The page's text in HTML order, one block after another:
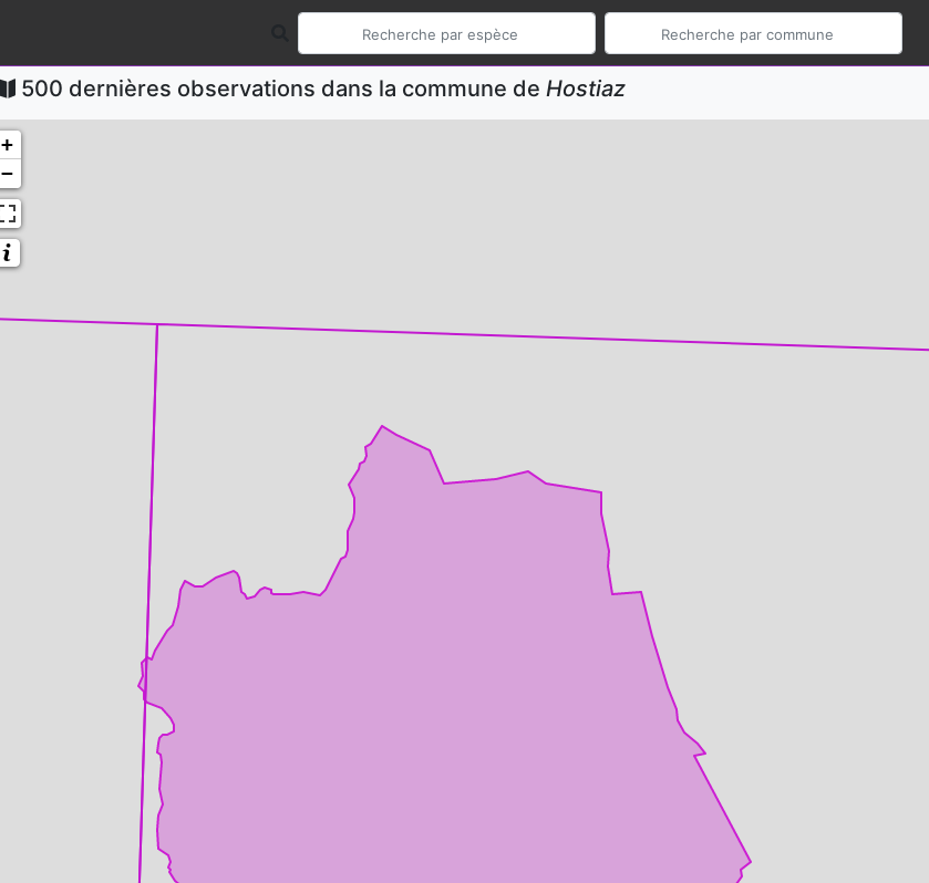
500 dernières observations dans la commune de Hostiaz
+
−